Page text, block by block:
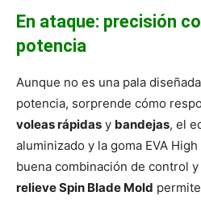
En ataque: precisión
potencia
Aunque no es una pala
potencia, sorprende cómo
voleas rápidas y bandejas, el
aluminizado y la goma EVA
buena combinación de control
relieve Spin Blade Mold